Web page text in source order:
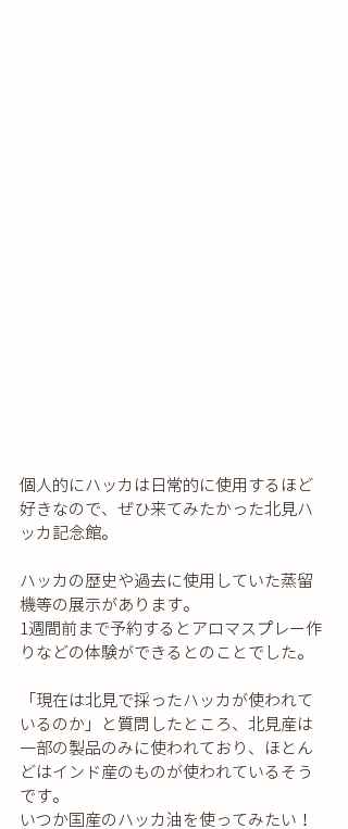
個人的にハッカは日常的に使用するほど
好きなので、ぜひ来てみたかった北見ハ
ッカ記念館。
ハッカの歴史や過去に使用していた蒸留
機等の展示があります。
1週間前まで予約するとアロマスプレー作
りなどの体験ができるとのことでした。
「現在は北見で採ったハッカが使われて
いるのか」と質問したところ、北見産は
一部の製品のみに使われており、ほとん
どはインド産のものが使われているそう
です。
いつか国産のハッカ油を使ってみたい！